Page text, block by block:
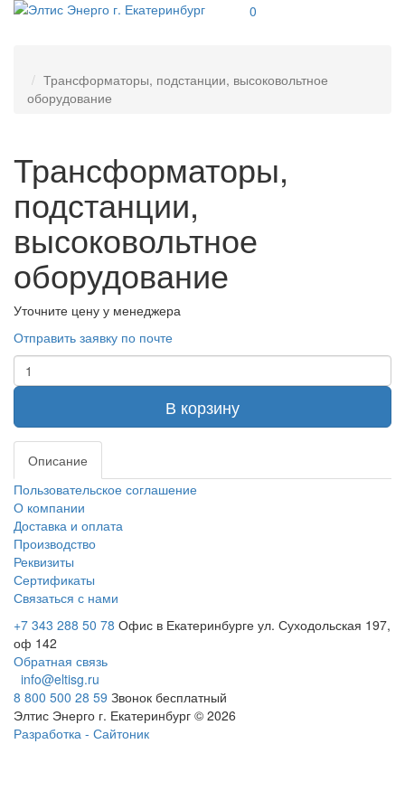
0
Трансформаторы, подстанции, высоковольтное
оборудование
Трансформаторы,
подстанции,
высоковольтное
оборудование
Уточните цену у менеджера
Отправить заявку по почте
В корзину
Описание
Пользовательское соглашение
О компании
Доставка и оплата
Производство
Реквизиты
Сертификаты
Связаться с нами
+7 343 288 50 78 Офис в Екатеринбурге ул. Суходольская 197,
оф 142
Обратная связь
info@eltisg.ru
8 800 500 28 59 Звонок бесплатный
Элтис Энерго г. Екатеринбург © 2026
Разработка - Сайтоник